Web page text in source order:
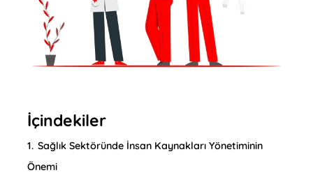
İçindekiler
1. Sağlık Sektöründe İnsan Kaynakları Yönetiminin
Önemi